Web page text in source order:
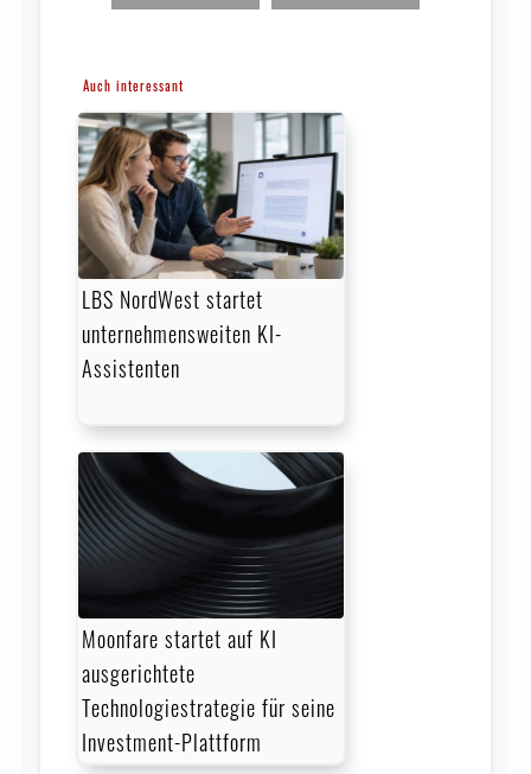
Auch interessant
LBS NordWest startet
unternehmensweiten KI-
Assistenten
Moonfare startet auf KI
ausgerichtete
Technologiestrategie für seine
Investment-Plattform